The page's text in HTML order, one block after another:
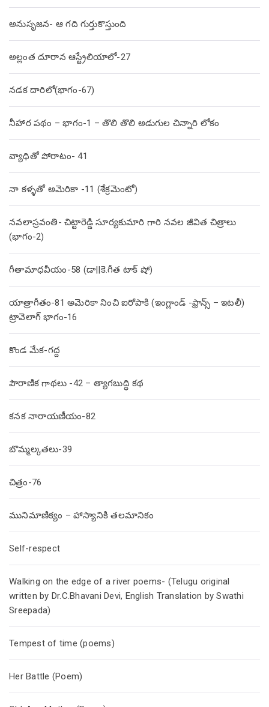
అనుసృజన- ఆ గది గుర్తుకొస్తుంది
అల్లంత దూరాన ఆస్ట్రేలియాలో-27
నడక దారిలో(భాగం-67)
నీహార పథం – భాగం-1 – తొలి తొలి అడుగుల చిన్నారి లోకం
వ్యాధితో పోరాటం- 41
నా కళ్ళతో అమెరికా -11 (శేక్రమెంటో)
నవలాస్రవంతి- చిట్టారెడ్డి సూర్యకుమారి గారి నవల జీవిత చిత్రాలు
(భాగం-2)
గీతామాధవీయం-58 (డా||కె.గీత టాక్ షో)
యాత్రాగీతం-81 అమెరికా నించి ఐరోపాకి (ఇంగ్లాండ్ -ఫ్రాన్స్ – ఇటలీ)
ట్రావెలాగ్ భాగం-16
కొండ మేక-గద్ద
పౌరాణిక గాథలు -42 – త్యాగబుద్ధి కథ
కనక నారాయణీయం-82
బొమ్మల్కతలు-39
చిత్రం-76
మునిమాణిక్యం – హాస్యానికి తలమానికం
Self-respect
Walking on the edge of a river poems- (Telugu original
written by Dr.C.Bhavani Devi, English Translation by Swathi
Sreepada)
Tempest of time (poems)
Her Battle (Poem)